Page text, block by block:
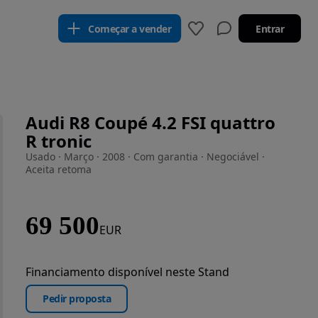
Começar a vender Entrar
Audi R8 Coupé 4.2 FSI quattro
R tronic
Usado · Março · 2008 · Com garantia · Negociável ·
Aceita retoma
69 500EUR
Financiamento disponível neste Stand
Pedir proposta